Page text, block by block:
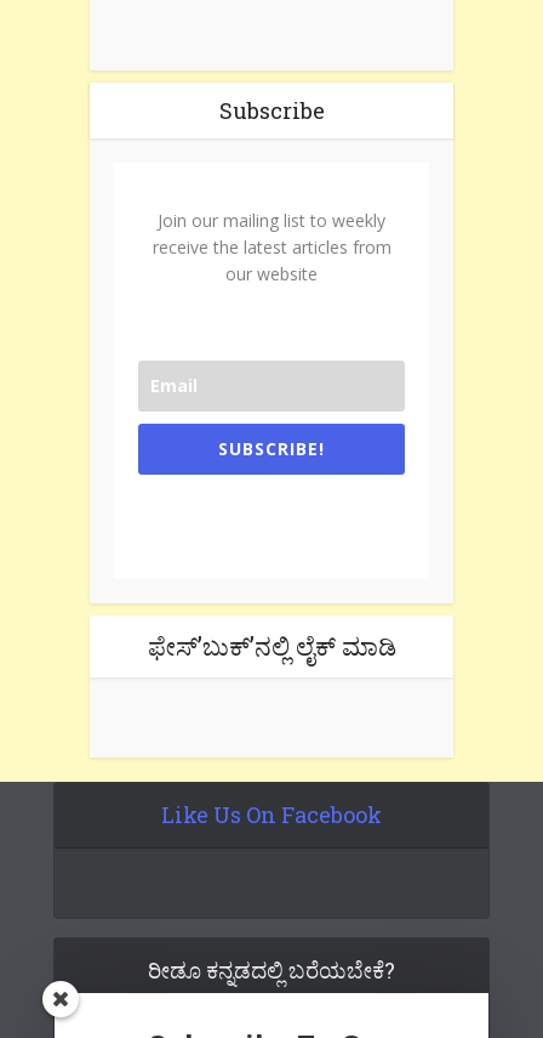
Subscribe
Join our mailing list to weekly
receive the latest articles from
our website
SUBSCRIBE!
ಫೇಸ್’ಬುಕ್’ನಲ್ಲಿ ಲೈಕ್ ಮಾಡಿ
Like Us On Facebook
ರೀಡೂ ಕನ್ನಡದಲ್ಲಿ ಬರೆಯಬೇಕೆ?